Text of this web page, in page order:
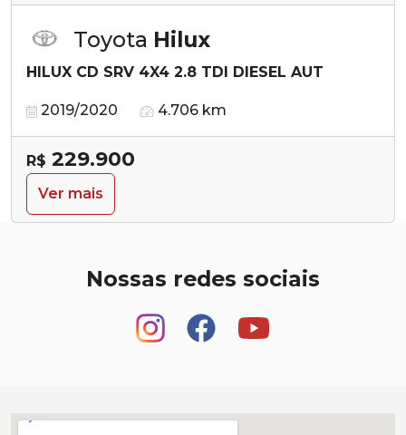
Toyota Hilux
HILUX CD SRV 4X4 2.8 TDI DIESEL AUT
2019/2020 4.706 km
R$ 229.900
Ver mais
Nossas redes sociais